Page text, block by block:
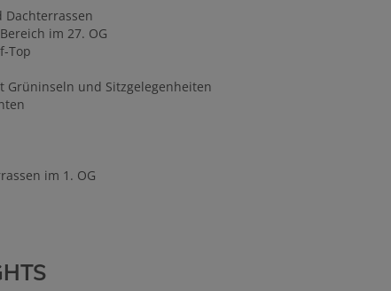
Dachterrassen
im 27. OG
Top
und Sitzgelegenheiten
im 1. OG